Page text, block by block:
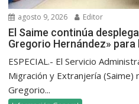
agosto 9, 2026 Editor
El Saime continúa
Gregorio Hernández»
ESPECIAL.- El Servicio
Migración y Extranjería (Saime)
Gregorio...